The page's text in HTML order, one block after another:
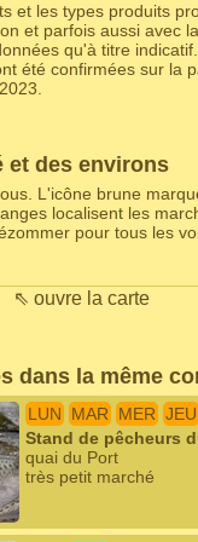
et les types produits
et parfois aussi avec
qu'à titre
été confirmées sur la
et des environs
L'icône brune
localisent les
pour tous les
⇖ ouvre la carte
dans la même
LUN MAR MER JEU
Stand de pêcheurs
quai du Port
très petit marché